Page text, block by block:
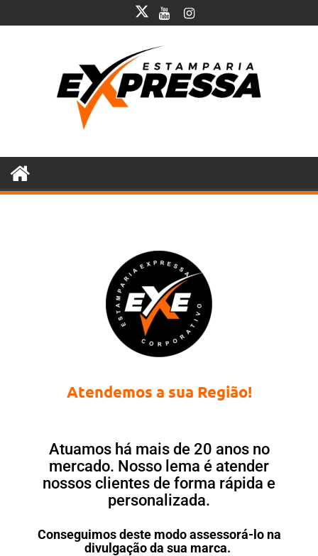
Atendemos a sua Região!
Atuamos há mais de 20 anos no
mercado. Nosso lema é atender
nossos clientes de forma rápida e
personalizada.
Conseguimos deste modo assessorá-lo na
divulgação da sua marca.